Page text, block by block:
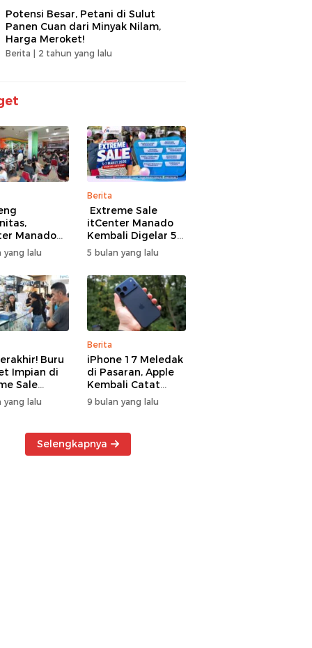
Potensi Besar, Petani di Sulut
Panen Cuan dari Minyak Nilam,
Harga Meroket!
Berita | 2 tahun yang lalu
Manado
Gelar
Offline
60 Tim
yang lalu
Berita
Extreme Sale
itCenter Manado
Kembali Digelar 5–
7 Maret 2026,
iPhone 17 Pro Max
Diskon hingga
Rp1,75 Juta
5 bulan yang lalu
Buru
Impian di
Sale
Manado
yang lalu
Berita
iPhone 17 Meledak
di Pasaran, Apple
Kembali Catat
Rekor Cuan Global
9 bulan yang lalu
Selengkapnya